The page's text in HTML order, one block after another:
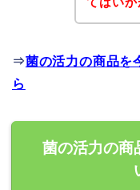
⇒菌の活力の商品を
ら
菌の活力の商